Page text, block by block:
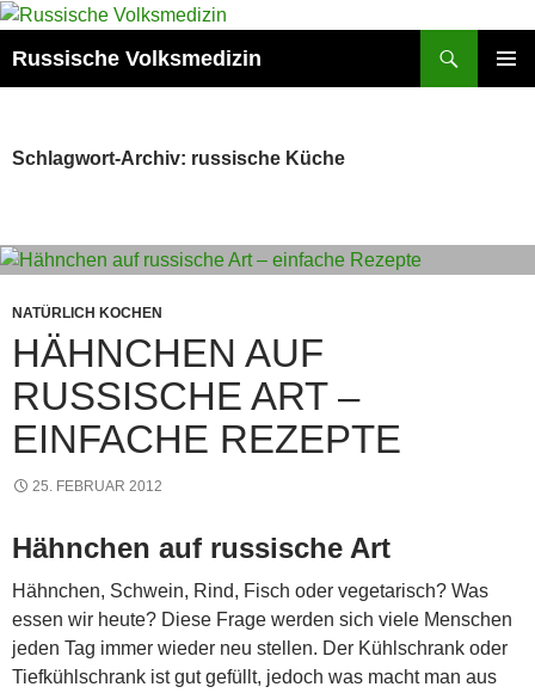
Zum
springen
Russische Volksmedizin
Schlagwort-Archiv: russische Küche
NATÜRLICH KOCHEN
HÄHNCHEN AUF
RUSSISCHE ART –
EINFACHE REZEPTE
25. FEBRUAR 2012
Hähnchen auf russische Art
Hähnchen, Schwein, Rind, Fisch oder vegetarisch? Was
essen wir heute? Diese Frage werden sich viele Menschen
jeden Tag immer wieder neu stellen. Der Kühlschrank oder
Tiefkühlschrank ist gut gefüllt, jedoch was macht man aus